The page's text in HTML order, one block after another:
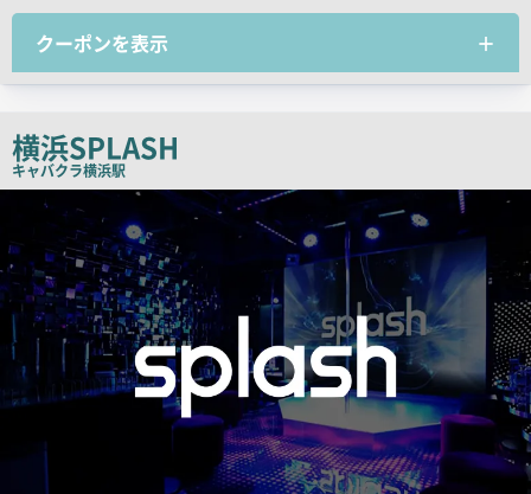
ッ
コ
クーポンを表示
横浜SPLASH
キャバクラ横浜駅
果
一
覧
用
画
像